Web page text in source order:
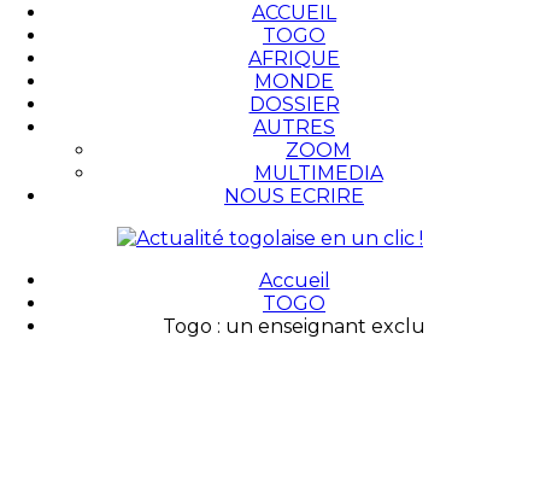
ACCUEIL
TOGO
AFRIQUE
MONDE
DOSSIER
AUTRES
ZOOM
MULTIMEDIA
NOUS ECRIRE
Accueil
TOGO
Togo : un enseignant exclu